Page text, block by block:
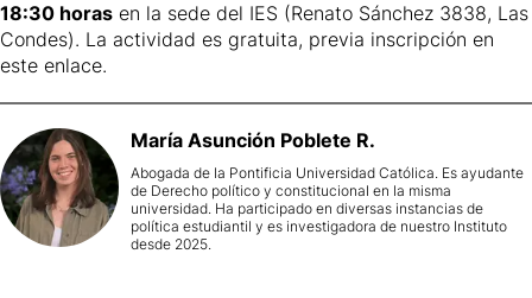
18:30 horas en la sede del IES (Renato Sánchez 3838, Las
Condes). La actividad es gratuita, previa inscripción en
este enlace.
María Asunción Poblete R.
Abogada de la Pontificia Universidad Católica. Es ayudante
de Derecho político y constitucional en la misma
universidad. Ha participado en diversas instancias de
política estudiantil y es investigadora de nuestro Instituto
desde 2025.